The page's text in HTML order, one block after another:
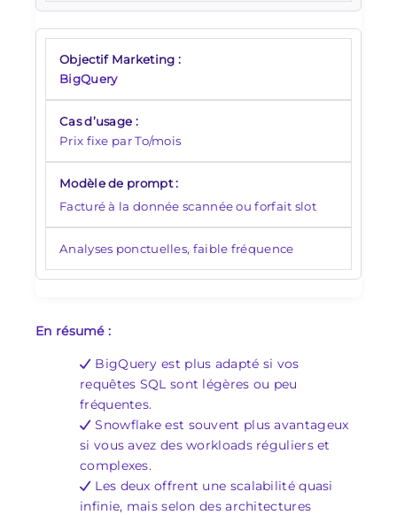
BigQuery
Prix fixe par To/mois
Facturé à la donnée scannée ou forfait slot
Analyses ponctuelles, faible fréquence
En résumé :
BigQuery est plus adapté si vos
requêtes SQL sont légères ou peu
fréquentes.
Snowflake est souvent plus avantageux
si vous avez des workloads réguliers et
complexes.
Les deux offrent une scalabilité quasi
infinie, mais selon des architectures